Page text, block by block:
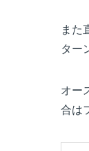
また
ター
オー
合は